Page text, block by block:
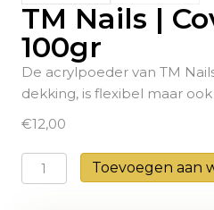
TM Nails |
100gr
De acrylpoeder van TM
dekking, is flexibel maar
€12,00
TM
Nails
Toevoegen aan